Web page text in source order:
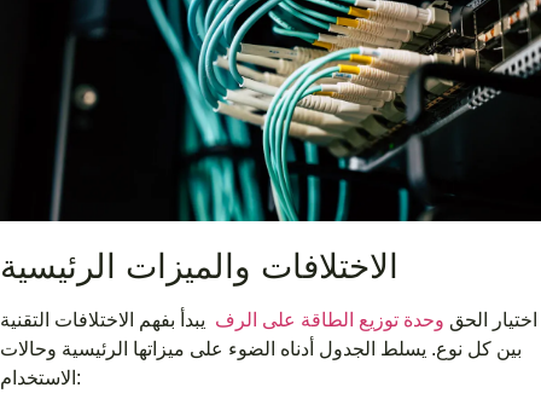
الاختلافات والميزات الرئيسية
اختيار الحق وحدة توزيع الطاقة على الرف يبدأ بفهم الاختلافات التقنية
بين كل نوع. يسلط الجدول أدناه الضوء على ميزاتها الرئيسية وحالات
الاستخدام: